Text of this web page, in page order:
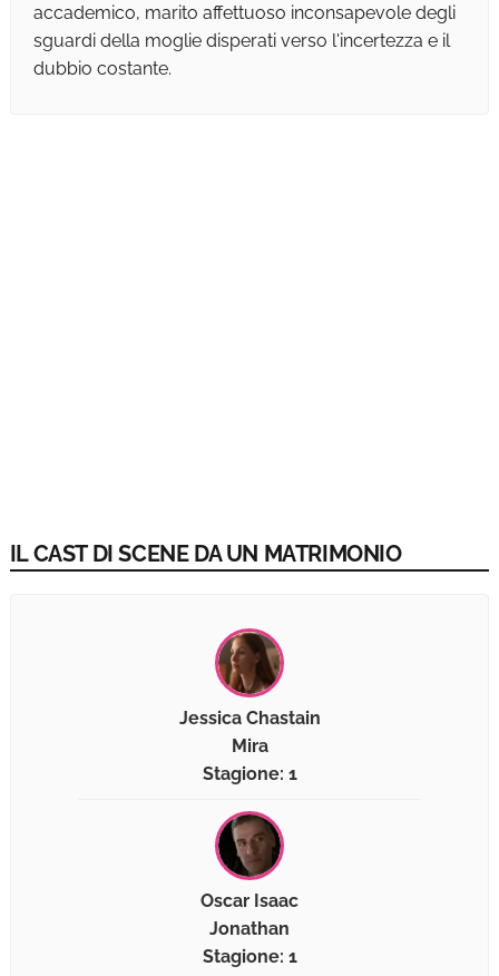
accademico, marito affettuoso inconsapevole degli
sguardi della moglie disperati verso l'incertezza e il
dubbio costante.
IL CAST DI SCENE DA UN MATRIMONIO
Jessica Chastain
Mira
Stagione: 1
Oscar Isaac
Jonathan
Stagione: 1